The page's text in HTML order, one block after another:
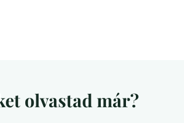
olvastad már?